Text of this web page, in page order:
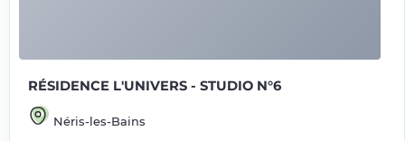
RÉSIDENCE L'UNIVERS - STUDIO N°6
Néris-les-Bains